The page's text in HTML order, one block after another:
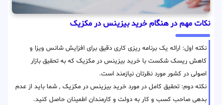
نکات مهم در هنگام خرید بیزینس در مکزیک
نکته اول: ارائه یک برنامه ریزی کاری دقیق برای افزایش شانس ویزا و
کاهش ریسک شکست با خرید بیزینس در مکزیک که به تحقیق بازار
اصولی در کشور مورد نظرتان نیازمند است.
نکته دوم: تحقیق کامل در مورد خرید بیزینس در مکزیک , شما باید از عدم
بدهی صاحب کسب و کار به دولت و کارمندان اطمینان حاصل کنید.